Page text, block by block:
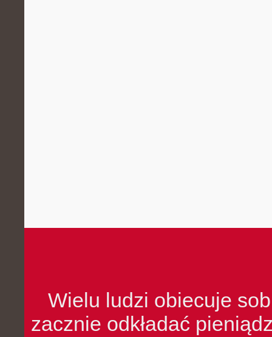
Wielu ludzi obiecuje
zacznie odkładać